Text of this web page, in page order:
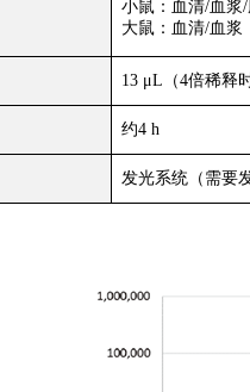
小鼠：血清/血浆
大鼠：血清/血浆
13 μL（4倍稀释时
约4 h
发光系统（需要